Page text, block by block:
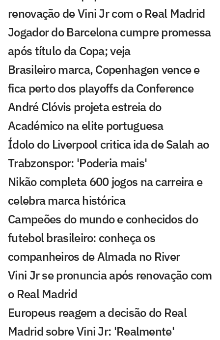
renovação de Vini Jr com o Real Madrid
Jogador do Barcelona cumpre promessa
após título da Copa; veja
Brasileiro marca, Copenhagen vence e
fica perto dos playoffs da Conference
André Clóvis projeta estreia do
Académico na elite portuguesa
Ídolo do Liverpool critica ida de Salah ao
Trabzonspor: 'Poderia mais'
Nikão completa 600 jogos na carreira e
celebra marca histórica
Campeões do mundo e conhecidos do
futebol brasileiro: conheça os
companheiros de Almada no River
Vini Jr se pronuncia após renovação com
o Real Madrid
Europeus reagem a decisão do Real
Madrid sobre Vini Jr: 'Realmente'